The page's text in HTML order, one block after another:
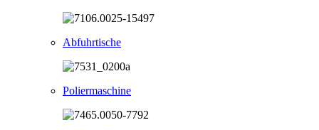
Abfuhrtische
Poliermaschine